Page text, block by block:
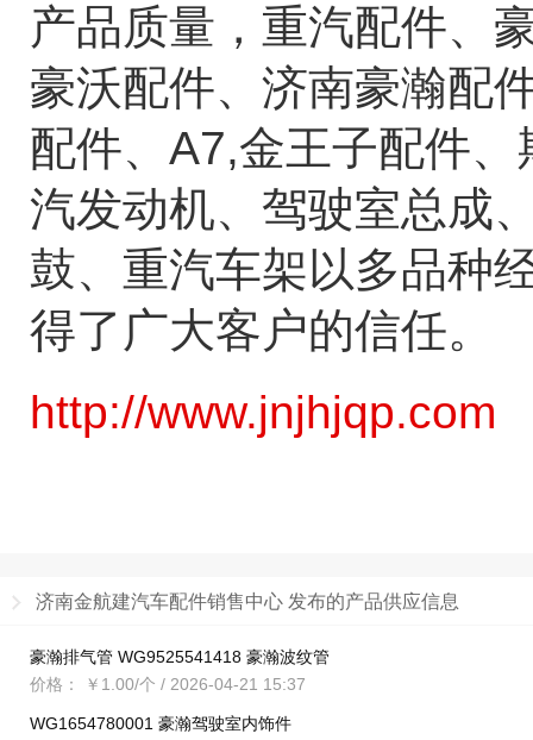
产品质量，重汽配件、
豪沃配件、济南豪瀚配
配件、A7,金王子配件
汽发动机、驾驶室总成
鼓、重汽车架以多品种
得了广大客户的信任。
http://www.jnjhjqp.com
济南金航建汽车配件销售中心 发布的产品供应信息
豪瀚排气管 WG9525541418 豪瀚波纹管
价格： ￥1.00/个 / 2026-04-21 15:37
WG1654780001 豪瀚驾驶室内饰件